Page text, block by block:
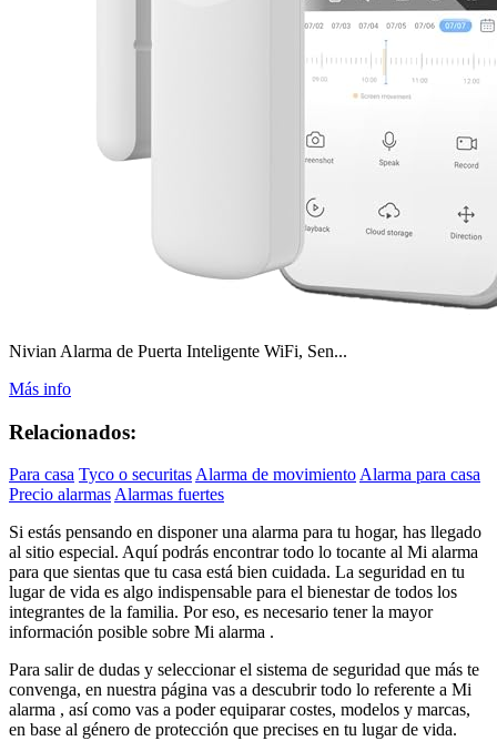
Nivian Alarma de Puerta Inteligente WiFi, Sen...
Más info
Relacionados:
Para casa Tyco o securitas Alarma de movimiento Alarma para casa
Precio alarmas Alarmas fuertes
Si estás pensando en disponer una alarma para tu hogar, has llegado
al sitio especial. Aquí podrás encontrar todo lo tocante al Mi alarma
para que sientas que tu casa está bien cuidada. La seguridad en tu
lugar de vida es algo indispensable para el bienestar de todos los
integrantes de la familia. Por eso, es necesario tener la mayor
información posible sobre Mi alarma .
Para salir de dudas y seleccionar el sistema de seguridad que más te
convenga, en nuestra página vas a descubrir todo lo referente a Mi
alarma , así como vas a poder equiparar costes, modelos y marcas,
en base al género de protección que precises en tu lugar de vida.